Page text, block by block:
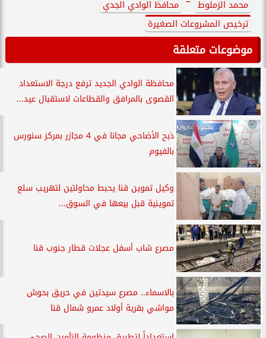
محمد الزملوط
محافظ الوادي الجدي
ترخيص المشروعات الصغيرة
موضوعات متعلقة
محافظة الوادي الجديد ترفع درجة الاستعداد
القصوى بالمرافق والقطاعات لاستقبال عيد...
ذبح الأضاحي مجانا في 4 مجازر بمركز سنورس
بالفيوم
وكيل تموين قنا يحبط محاولتين لتهريب سلع
تموينية قبل بيعها في السوق...
مصرع شاب أسفل عجلات قطار جنوب قنا
بالاسماء.. مصرع سيدتين في حريق بحوش
مواشي بقرية أولاد عمرو شمال قنا